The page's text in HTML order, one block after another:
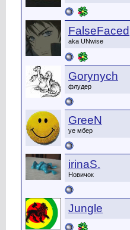
FalseFaced
aka UNwise
Gorynych
флудер
GreeN
уе мбер
irinaS.
Новичок
Jungle